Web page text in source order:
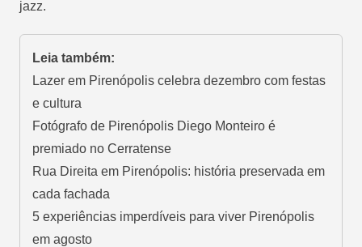
jazz.
Leia também:
Lazer em Pirenópolis celebra dezembro com festas
e cultura
Fotógrafo de Pirenópolis Diego Monteiro é
premiado no Cerratense
Rua Direita em Pirenópolis: história preservada em
cada fachada
5 experiências imperdíveis para viver Pirenópolis
em agosto